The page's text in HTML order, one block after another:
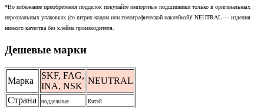
*Во избежание приобретения подделок покупайте импортные подшипники только в оригинальных
персональных упаковках (со штрих-кодом или голографической наклейкой)! NEUTRAL — изделия
низкого качества без клейма производителя.
Дешевые марки
Марка
SKF, FAG,
INA, NSK
NEUTRAL
Страна
поддельные Китай